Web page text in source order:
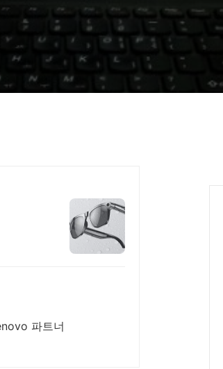
파트너